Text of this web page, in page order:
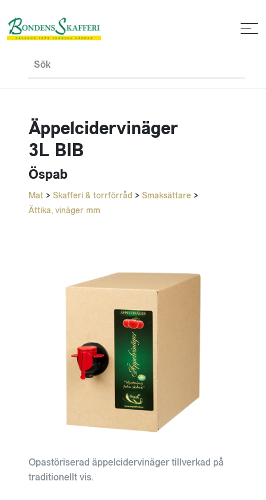
Sök
Äppelcidervinäger
3L BIB
Öspab
Mat > Skafferi & torrförråd > Smaksättare >
Ättika, vinäger mm
Opastöriserad äppelcidervinäger tillverkad på
traditionellt vis.